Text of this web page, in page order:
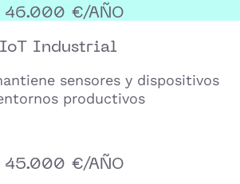
€/AÑO
Industrial
sensores y dispositivos
productivos
€/AÑO